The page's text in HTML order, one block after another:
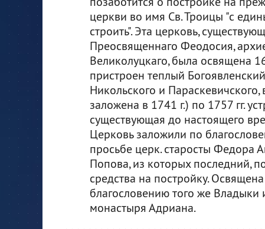
церкви во имя Св. Троицы "с
строить". Эта церковь,
Преосвященнаго Феодосия,
Великолуцкаго, была освящена
пристроен теплый
Никольского и
заложена в 1741 г.) по 1757 гг.
существующая до настоящего
Церковь заложили по
просьбе церк. старосты Федора
Попова, из которых последний,
средства на постройку.
благословению того же
монастыря Адриана.